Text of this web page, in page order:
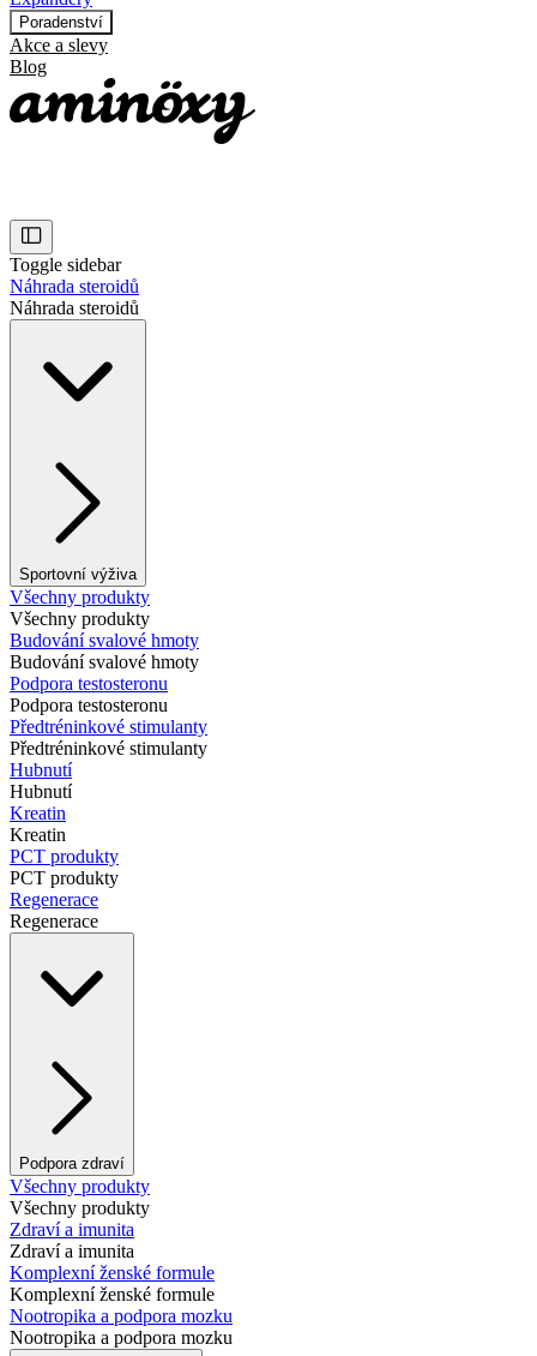
Poradenství
Akce a slevy
Blog
Toggle sidebar
Náhrada steroidů
Náhrada steroidů
Sportovní výživa
Všechny produkty
Všechny produkty
Budování svalové hmoty
Budování svalové hmoty
Podpora testosteronu
Podpora testosteronu
Předtréninkové stimulanty
Předtréninkové stimulanty
Hubnutí
Hubnutí
Kreatin
Kreatin
PCT produkty
PCT produkty
Regenerace
Regenerace
Podpora zdraví
Všechny produkty
Všechny produkty
Zdraví a imunita
Zdraví a imunita
Komplexní ženské formule
Komplexní ženské formule
Nootropika a podpora mozku
Nootropika a podpora mozku